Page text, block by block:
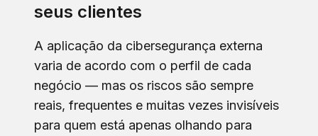
seus clientes
A aplicação da cibersegurança externa
varia de acordo com o perfil de cada
negócio — mas os riscos são sempre
reais, frequentes e muitas vezes invisíveis
para quem está apenas olhando para